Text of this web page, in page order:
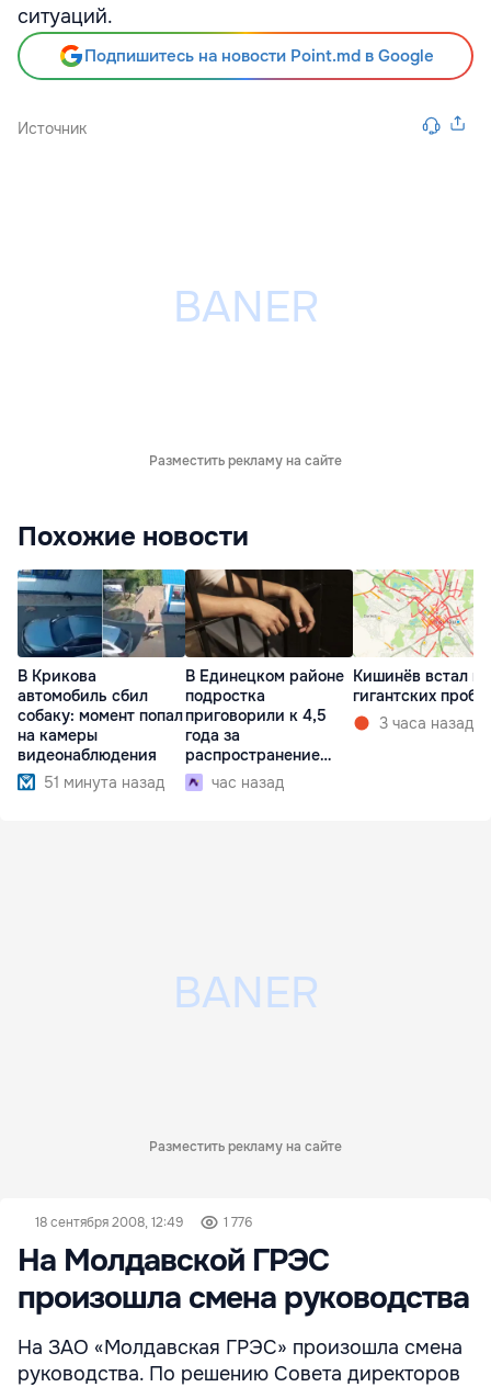
ситуаций.
Подпишитесь на новости Point.md в Google
Источник
Разместить рекламу на сайте
Похожие новости
В Крикова
автомобиль сбил
собаку: момент попал
на камеры
видеонаблюдения
51 минута назад
В Единецком районе
подростка
приговорили к 4,5
года за
распространение
наркотиков
час назад
Кишинёв встал в
гигантских
3 часа назад
Разместить рекламу на сайте
18 сентября 2008, 12:49 1 776
На Молдавской ГРЭС
произошла смена руководства
На ЗАО «Молдавская ГРЭС» произошла смена
руководства. По решению Совета директоров